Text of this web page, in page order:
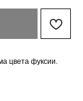
цвета фуксии.